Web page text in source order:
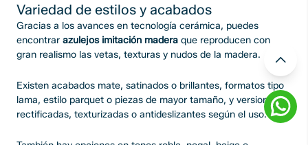
Variedad de estilos y acabados
Gracias a los avances en tecnología cerámica, puedes
encontrar azulejos imitación madera que reproducen con
gran realismo las vetas, texturas y nudos de la madera.
Existen acabados mate, satinados o brillantes, formatos tipo
lama, estilo parquet o piezas de mayor tamaño, y versiones
rectificadas, texturizadas o antideslizantes según el uso.